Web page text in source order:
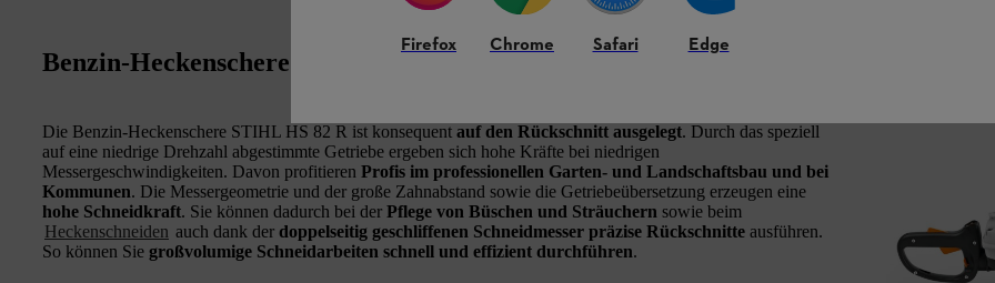
Benzin-Heckenschere HS 82 R: Für einen kräftigen Rückschnitt
Die Benzin-Heckenschere STIHL HS 82 R ist konsequent auf den Rückschnitt ausgelegt. Durch das speziell
auf eine niedrige Drehzahl abgestimmte Getriebe ergeben sich hohe Kräfte bei niedrigen
Messergeschwindigkeiten. Davon profitieren Profis im professionellen Garten- und Landschaftsbau und bei
Kommunen. Die Messergeometrie und der große Zahnabstand sowie die Getriebeübersetzung erzeugen eine
hohe Schneidkraft. Sie können dadurch bei der Pflege von Büschen und Sträuchern sowie beim
Heckenschneiden auch dank der doppelseitig geschliffenen Schneidmesser präzise Rückschnitte ausführen.
So können Sie großvolumige Schneidarbeiten schnell und effizient durchführen.
Firefox Chrome Safari Edge